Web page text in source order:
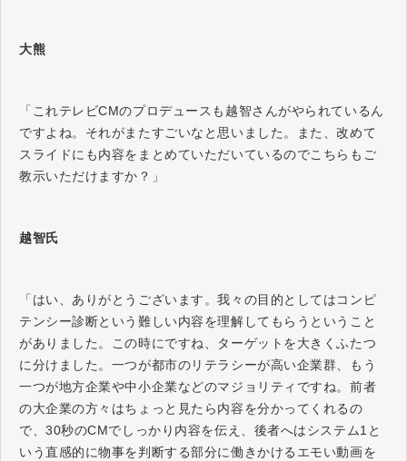
大熊
「これテレビCMのプロデュースも越智さんがやられているん
ですよね。それがまたすごいなと思いました。また、改めて
スライドにも内容をまとめていただいているのでこちらもご
教示いただけますか？」
越智氏
「はい、ありがとうございます。我々の目的としてはコンピ
テンシー診断という難しい内容を理解してもらうということ
がありました。この時にですね、ターゲットを大きくふたつ
に分けました。一つが都市のリテラシーが高い企業群、もう
一つが地方企業や中小企業などのマジョリティですね。前者
の大企業の方々はちょっと見たら内容を分かってくれるの
で、30秒のCMでしっかり内容を伝え、後者へはシステム1と
いう直感的に物事を判断する部分に働きかけるエモい動画を